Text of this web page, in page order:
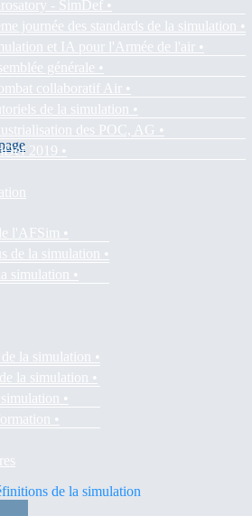
- SimDef •
journée des standards de la simulation •
et IA pour l'Armée de l'air •
générale •
collaboratif Air •
de la simulation •
des POC, AG •
2019 •
l'AFSim •
de la simulation •
simulation •
la simulation •
la simulation •
•
•
de la simulation